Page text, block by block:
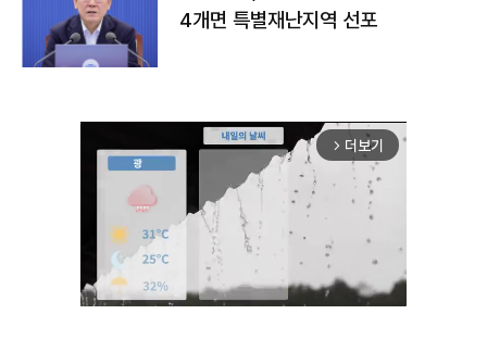
4개면 특별재난지역 선포
arrow_forward_ios 더보기